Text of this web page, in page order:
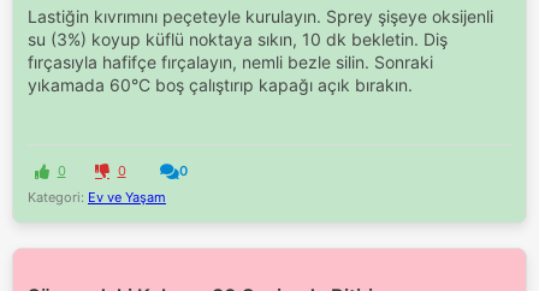
Lastiğin kıvrımını peçeteyle kurulayın. Sprey şişeye oksijenli
su (3%) koyup küflü noktaya sıkın, 10 dk bekletin. Diş
fırçasıyla hafifçe fırçalayın, nemli bezle silin. Sonraki
yıkamada 60°C boş çalıştırıp kapağı açık bırakın.
0 0
0
Kategori: Ev ve Yaşam